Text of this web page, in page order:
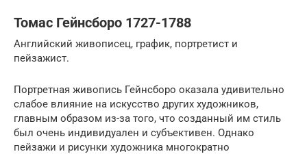
Томас Гейнсборо 1727-1788
Английский живописец, график, портретист и
пейзажист.
Портретная живопись Гейнсборо оказала удивительно
слабое влияние на искусство других художников,
главным образом из-за того, что созданный им стиль
был очень индивидуален и субъективен. Однако
пейзажи и рисунки художника многократно